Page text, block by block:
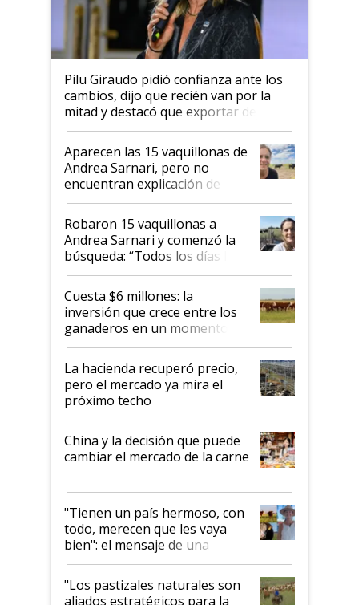
Pilu Giraudo pidió confianza ante los
cambios, dijo que recién van por la
mitad y destacó que exportar dejó de
ser "para unos pocos": "Tenemos un
mandato muy claro del gobierno
nacional"
Aparecen las 15 vaquillonas de
Andrea Sarnari, pero no
encuentran explicación de
cómo llegaron allí
Robaron 15 vaquillonas a
Andrea Sarnari y comenzó la
búsqueda: “Todos los días le
toca a algún productor”
Cuesta $6 millones: la
inversión que crece entre los
ganaderos en un momento
histórico para la actividad
La hacienda recuperó precio,
pero el mercado ya mira el
próximo techo
China y la decisión que puede
cambiar el mercado de la carne
"Tienen un país hermoso, con
todo, merecen que les vaya
bien": el mensaje de una
ganadera uruguaya sobre las
oportunidades que se abren
para el agro en Argentina, con
"Los pastizales naturales son
aliados estratégicos para la